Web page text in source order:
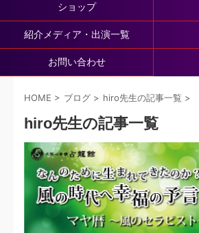
ショップ
紹介メディア・出演一覧
お問い合わせ
HOME > ブログ > hiro先生の記事一覧 >
hiro先生の記事一覧